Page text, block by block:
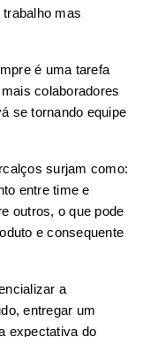
mas
é uma tarefa
colaboradores
se tornando equipe
surjam como:
entre time e
outros, o que pode
e consequente
a
entregar um
expectativa do